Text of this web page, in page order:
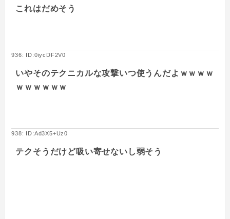
これはだめそう
936: ID:0iycDF2V0
いやそのテクニカルな攻撃いつ使うんだよｗｗｗｗ
ｗｗｗｗｗｗ
938: ID:Ad3X5+Uz0
テクそうだけど吸い寄せないし弱そう